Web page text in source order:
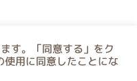
す。「同意する」をク
用に同意したことにな